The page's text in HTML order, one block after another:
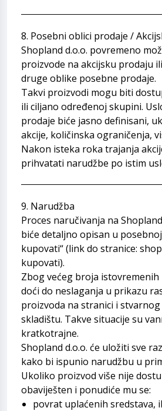
8. Posebni oblici prodaje /
Shopland d.o.o. povremeno
proizvode na akcijsku prodaju
druge oblike posebne prodaje.
Takvi proizvodi mogu biti
ili ciljano određenoj skupini.
prodaje biće jasno definisani,
akcije, količinska ograničenja,
Nakon isteka roka trajanja
prihvatati narudžbe po istim
9. Narudžba
Proces naručivanja na
biće detaljno opisan u
kupovati“ (link do stranice:
kupovati).
Zbog većeg broja istovremenih
doći do neslaganja u prikazu
proizvoda na stranici i
skladištu. Takve situacije su
kratkotrajne.
Shopland d.o.o. će uložiti sve
kako bi ispunio narudžbu u
Ukoliko proizvod više nije
obaviješten i ponudiće mu se:
povrat uplaćenih sredstava,